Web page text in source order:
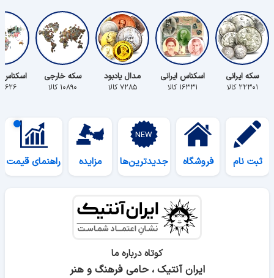
سکه ایرانی
۲۲۳۰۱ کالا
اسکناس ایرانی
۱۶۳۳۱ کالا
مدال یادبود
۷۲۸۵ کالا
سکه خارجی
۱۰۸۹۰ کالا ۵۶۲۶ کالا
ثبت نام فروشگاه جدیدترین‌ها مزایده راهنمای قیمت
کوتاه درباره ما
ایران آنتیک ، حامی فرهنگ و هنر